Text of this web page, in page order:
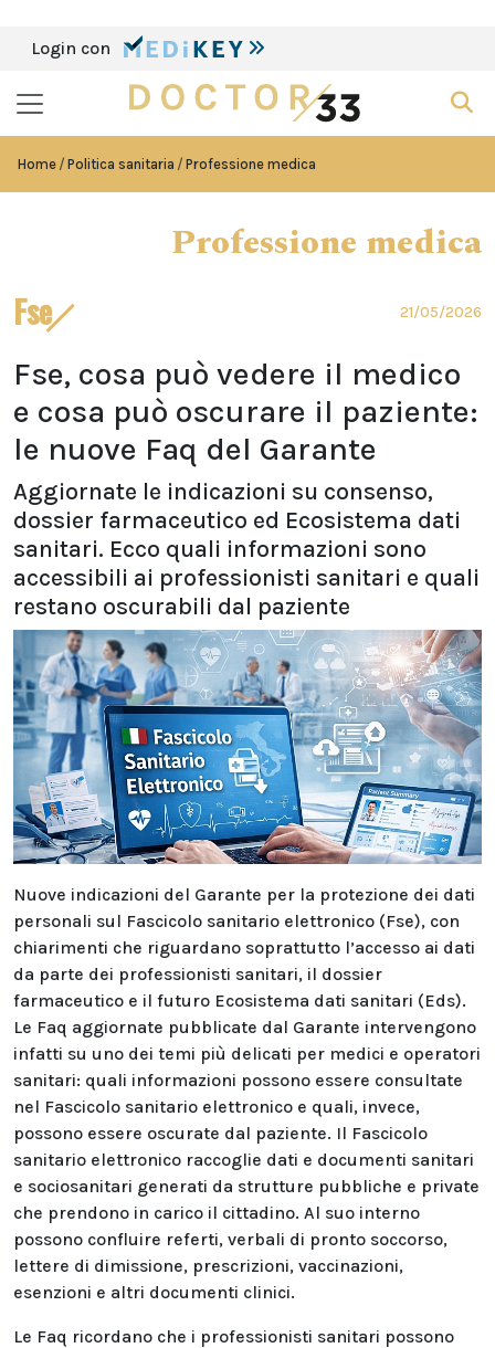
Login con
Home Politica sanitaria Professione medica
Professione medica
Fse 21/05/2026
Fse, cosa può vedere il medico
e cosa può oscurare il paziente:
le nuove Faq del Garante
Aggiornate le indicazioni su consenso,
dossier farmaceutico ed Ecosistema dati
sanitari. Ecco quali informazioni sono
accessibili ai professionisti sanitari e quali
restano oscurabili dal paziente
Nuove indicazioni del Garante per la protezione dei dati
personali sul Fascicolo sanitario elettronico (Fse), con
chiarimenti che riguardano soprattutto l’accesso ai dati
da parte dei professionisti sanitari, il dossier
farmaceutico e il futuro Ecosistema dati sanitari (Eds).
Le Faq aggiornate pubblicate dal Garante intervengono
infatti su uno dei temi più delicati per medici e operatori
sanitari: quali informazioni possono essere consultate
nel Fascicolo sanitario elettronico e quali, invece,
possono essere oscurate dal paziente. Il Fascicolo
sanitario elettronico raccoglie dati e documenti sanitari
e sociosanitari generati da strutture pubbliche e private
che prendono in carico il cittadino. Al suo interno
possono confluire referti, verbali di pronto soccorso,
lettere di dimissione, prescrizioni, vaccinazioni,
esenzioni e altri documenti clinici.
Le Faq ricordano che i professionisti sanitari possono